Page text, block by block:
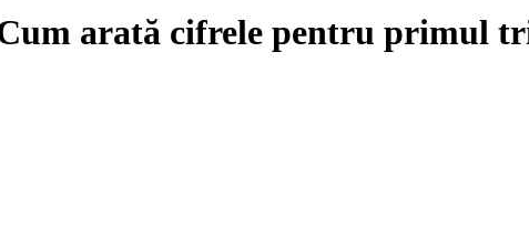
arată cifrele pentru primul